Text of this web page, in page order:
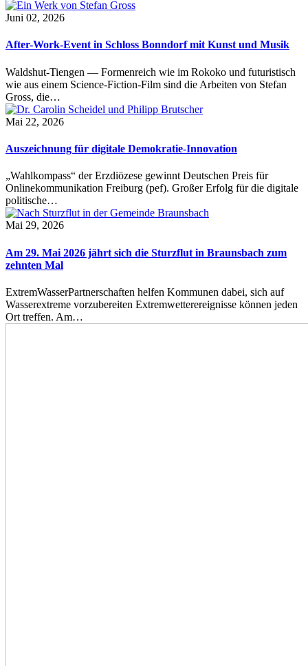
Juni 02, 2026
After-Work-Event in Schloss Bonndorf mit Kunst und Musik
Waldshut-Tiengen — Formenreich wie im Rokoko und futuristisch
wie aus einem Science-Fiction-Film sind die Arbeiten von Stefan
Gross, die…
Mai 22, 2026
Auszeichnung für digitale Demokratie-Innovation
„Wahlkompass“ der Erzdiözese gewinnt Deutschen Preis für
Onlinekommunikation Freiburg (pef). Großer Erfolg für die digitale
politische…
Mai 29, 2026
Am 29. Mai 2026 jährt sich die Sturzflut in Braunsbach zum
zehnten Mal
ExtremWasserPartnerschaften helfen Kommunen dabei, sich auf
Wasserextreme vorzubereiten Extremwetterereignisse können jeden
Ort treffen. Am…